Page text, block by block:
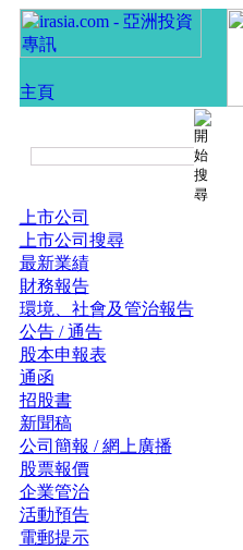
上市公司
上市公司搜尋
最新業績
財務報告
環境、社會及管治報告
公告 / 通告
股本申報表
通函
招股書
新聞稿
公司簡報 / 網上廣播
股票報價
企業管治
活動預告
電郵提示